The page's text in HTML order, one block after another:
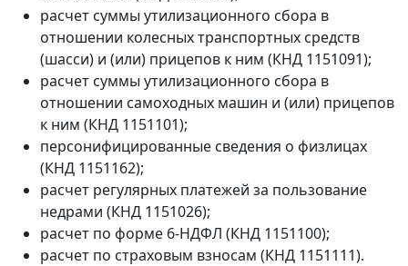
расчет суммы утилизационного сбора в
отношении колесных транспортных средств
(шасси) и (или) прицепов к ним (КНД 1151091);
расчет суммы утилизационного сбора в
отношении самоходных машин и (или) прицепов
к ним (КНД 1151101);
персонифицированные сведения о физлицах
(КНД 1151162);
расчет регулярных платежей за пользование
недрами (КНД 1151026);
расчет по форме 6-НДФЛ (КНД 1151100);
расчет по страховым взносам (КНД 1151111).